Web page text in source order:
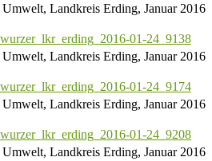
Landkreis Erding, Januar 2016
Landkreis Erding, Januar 2016
Landkreis Erding, Januar 2016
Landkreis Erding, Januar 2016